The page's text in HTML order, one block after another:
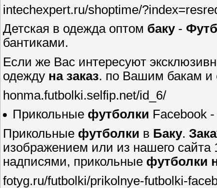
intechexpert.ru/shoptime/
Детская в одежда оптом баку-
бантиками.
Если же Вас интересуют
одежду на заказ. по Вашим бакам и
honma.futbolki.selfip.net/id_6/
Прикольные футболки Facebook
Прикольные футболки в Баку.
изображением или из нашего
надписями, прикольные футболки
fotyg.ru/futbolki/prikolnye-futbolki-